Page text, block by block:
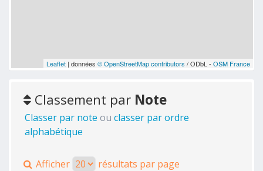
Leaflet| données © OpenStreetMap contributors / ODbL - OSM France
Classement par Note
Classer par note ou classer par ordre
alphabétique
Afficher résultats par page